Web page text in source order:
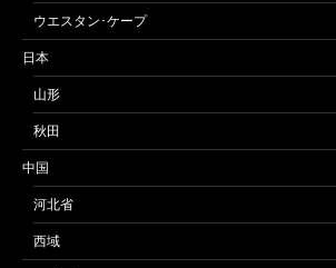
ウエスタン･ケープ
日本
山形
秋田
中国
河北省
西域